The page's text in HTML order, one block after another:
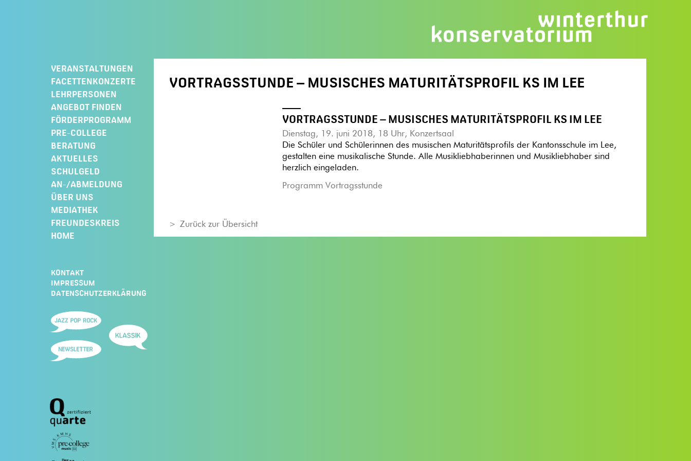
VORTRAGSSTUNDE – MUSISCHES MATURITÄTSPROFIL KS IM LEE
VORTRAGSSTUNDE – MUSISCHES MATURITÄTSPROFIL KS IM LEE
Dienstag, 19. juni 2018, 18 Uhr, Konzertsaal
Die Schüler und Schülerinnen des musischen Maturitätsprofils der Kantonsschule im Lee,
gestalten eine musikalische Stunde. Alle Musikliebhaberinnen und Musikliebhaber sind
herzlich eingeladen.
Programm Vortragsstunde
Zurück zur Übersicht
VERANSTALTUNGEN
FACETTENKONZERTE
LEHRPERSONEN
ANGEBOT FINDEN
FÖRDERPROGRAMM
PRE-COLLEGE
BERATUNG
AKTUELLES
SCHULGELD
AN-/ABMELDUNG
ÜBER UNS
MEDIATHEK
FREUNDESKREIS
HOME
KONTAKT
IMPRESSUM
DATENSCHUTZERKLÄRUNG